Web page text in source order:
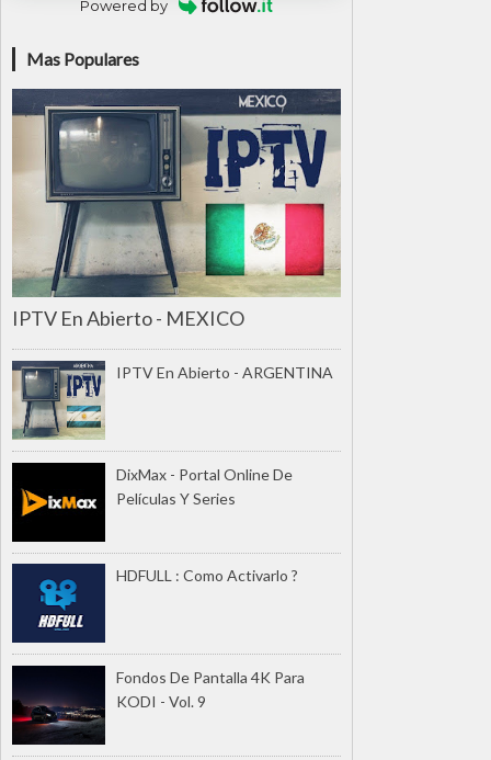
Powered by
Mas Populares
IPTV En Abierto - MEXICO
IPTV En Abierto - ARGENTINA
DixMax - Portal Online De
Películas Y Series
HDFULL : Como Activarlo ?
Fondos De Pantalla 4K Para
KODI - Vol. 9